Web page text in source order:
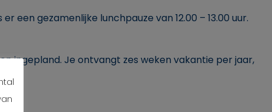
een gezamenlijke lunchpauze van 12.00 – 13.00 uur.
ingepland. Je ontvangt zes weken vakantie per jaar,